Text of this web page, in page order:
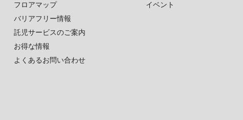
フロアマップ
バリアフリー情報
託児サービスのご案内
お得な情報
よくあるお問い合わせ
イベント